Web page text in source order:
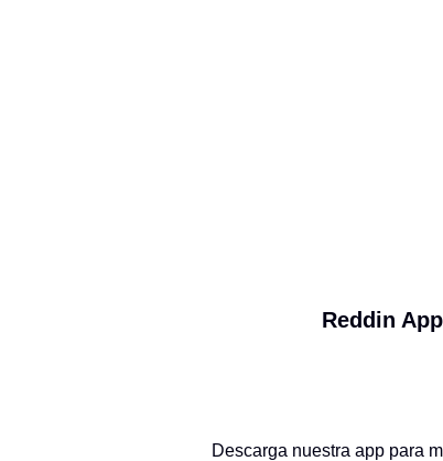
Reddin App
Descarga nuestra app para